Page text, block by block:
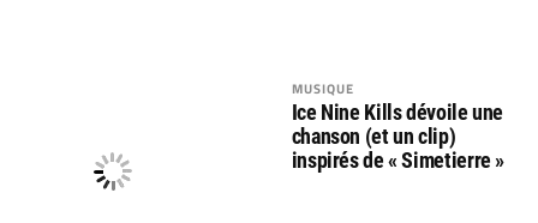
MUSIQUE
Ice Nine Kills dévoile une
chanson (et un clip)
inspirés de « Simetierre »